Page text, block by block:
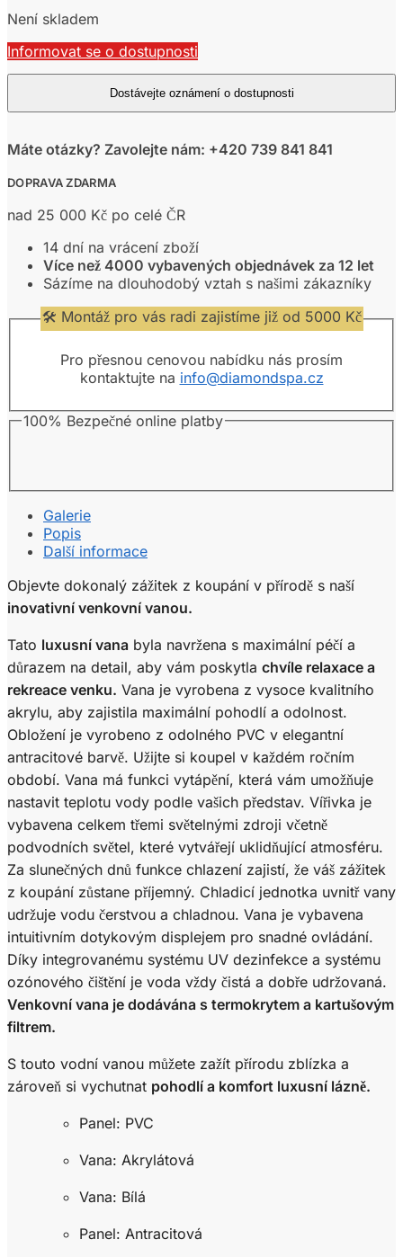
Není skladem
Informovat se o dostupnosti
Máte otázky? Zavolejte nám: +420 739 841 841
DOPRAVA ZDARMA
nad 25 000 Kč po celé ČR
14 dní na vrácení zboží
Více než 4000 vybavených objednávek za 12 let
Sázíme na dlouhodobý vztah s našimi zákazníky
🛠️ Montáž pro vás radi zajistíme již od 5000 Kč
Pro přesnou cenovou nabídku nás prosím
kontaktujte na info@diamondspa.cz
100% Bezpečné online platby
Galerie
Popis
Další informace
Objevte dokonalý zážitek z koupání v přírodě s naší
inovativní venkovní vanou.
Tato luxusní vana byla navržena s maximální péčí a
důrazem na detail, aby vám poskytla chvíle relaxace a
rekreace venku. Vana je vyrobena z vysoce kvalitního
akrylu, aby zajistila maximální pohodlí a odolnost.
Obložení je vyrobeno z odolného PVC v elegantní
antracitové barvě. Užijte si koupel v každém ročním
období. Vana má funkci vytápění, která vám umožňuje
nastavit teplotu vody podle vašich představ. Vířivka je
vybavena celkem třemi světelnými zdroji včetně
podvodních světel, které vytvářejí uklidňující atmosféru.
Za slunečných dnů funkce chlazení zajistí, že váš zážitek
z koupání zůstane příjemný. Chladicí jednotka uvnitř vany
udržuje vodu čerstvou a chladnou. Vana je vybavena
intuitivním dotykovým displejem pro snadné ovládání.
Díky integrovanému systému UV dezinfekce a systému
ozónového čištění je voda vždy čistá a dobře udržovaná.
Venkovní vana je dodávána s termokrytem a kartušovým
filtrem.
S touto vodní vanou můžete zažít přírodu zblízka a
zároveň si vychutnat pohodlí a komfort luxusní lázně.
Panel: PVC
Vana: Akrylátová
Vana: Bílá
Panel: Antracitová